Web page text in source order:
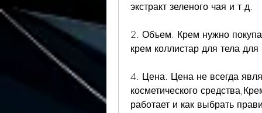
экстракт зеленого чая и т.д.
2. Объем. Крем нужно
крем коллистар для тела
4. Цена. Цена не всегда
косметического
работает и как выбрать